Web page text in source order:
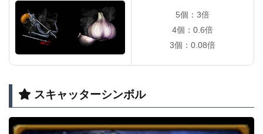
5個：3倍
4個：0.6倍
3個：0.08倍
スキャッターシンボル